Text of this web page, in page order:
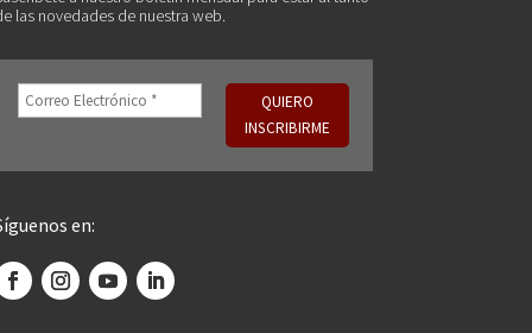
las novedades de nuestra web.
en: